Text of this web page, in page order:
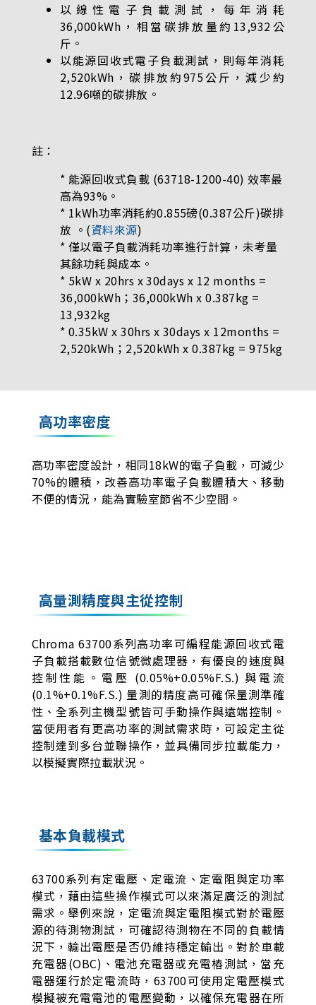
以線性電子負載測試，每年消耗
36,000kWh，相當碳排放量約13,932公
斤。
以能源回收式電子負載測試，則每年消耗
2,520kWh，碳排放約975公斤，減少約
12.96噸的碳排放。
註：
* 能源回收式負載 (63718-1200-40) 效率最
高為93%。
* 1kWh功率消耗約0.855磅(0.387公斤)碳排
放 。(資料來源)
* 僅以電子負載消耗功率進行計算，未考量
其餘功耗與成本。
* 5kW x 20hrs x 30days x 12 months =
36,000kWh；36,000kWh x 0.387kg =
13,932kg
* 0.35kW x 30hrs x 30days x 12months =
2,520kWh；2,520kWh x 0.387kg = 975kg
高功率密度
高功率密度設計，相同18kW的電子負載，可減少
70%的體積，改善高功率電子負載體積大、移動
不便的情況，能為實驗室節省不少空間。
高量測精度與主從控制
Chroma 63700系列高功率可編程能源回收式電
子負載搭載數位信號微處理器，有優良的速度與
控制性能。電壓 (0.05%+0.05%F.S.) 與電流
(0.1%+0.1%F.S.) 量測的精度高可確保量測準確
性、全系列主機型號皆可手動操作與遠端控制。
當使用者有更高功率的測試需求時，可設定主從
控制達到多台並聯操作，並具備同步拉載能力，
以模擬實際拉載狀況。
基本負載模式
63700系列有定電壓、定電流、定電阻與定功率
模式，藉由這些操作模式可以來滿足廣泛的測試
需求。舉例來說，定電流與定電阻模式對於電壓
源的待測物測試，可確認待測物在不同的負載情
況下，輸出電壓是否仍維持穩定輸出。對於車載
充電器(OBC)、電池充電器或充電樁測試，當充
電器運行於定電流時，63700可使用定電壓模式
模擬被充電電池的電壓變動，以確保充電器在所